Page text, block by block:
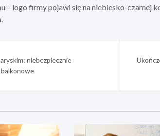
– logo firmy pojawi się na niebiesko-czarnej
niebezpiecznie